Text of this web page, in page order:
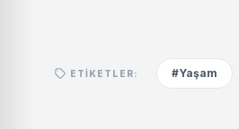
ETIKETLER: #Yaşam